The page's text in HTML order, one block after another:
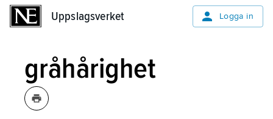
Uppslagsverket Logga in
gråhårighet